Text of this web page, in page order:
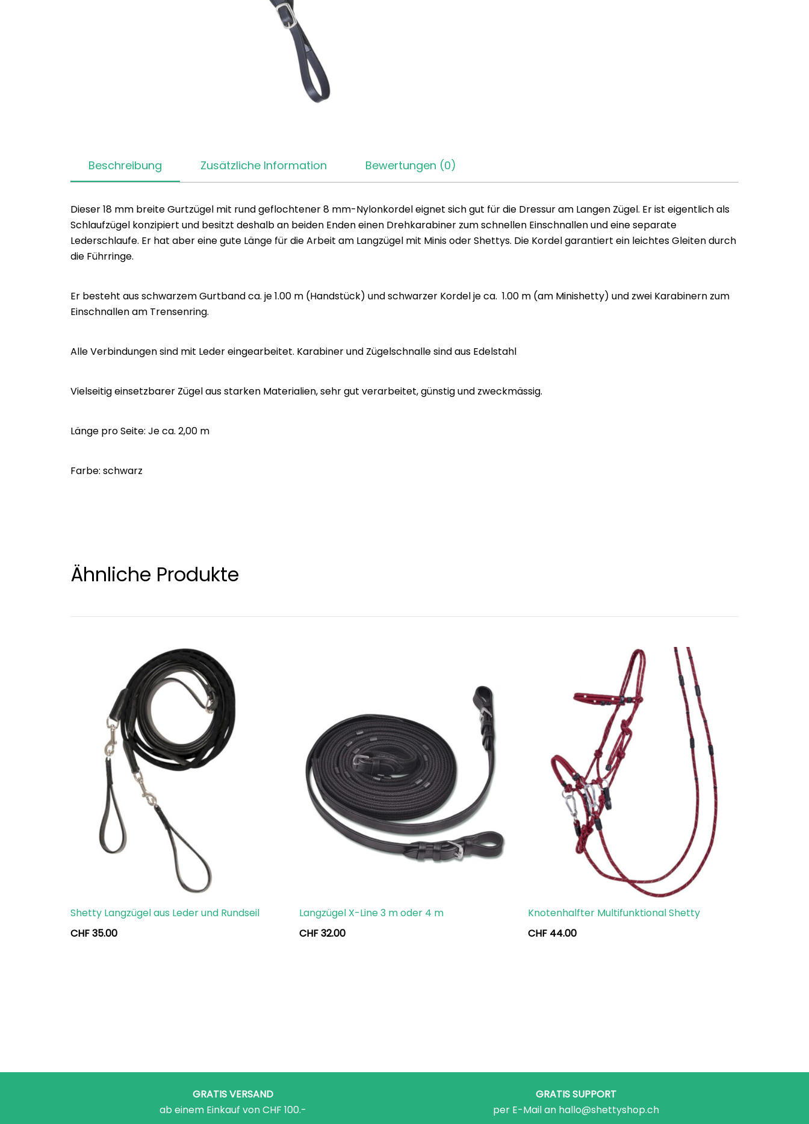
Beschreibung Zusätzliche Information Bewertungen (0)
Dieser 18 mm breite Gurtzügel mit rund geflochtener 8 mm-Nylonkordel eignet sich gut für die Dressur am Langen Zügel. Er ist eigentlich als
Schlaufzügel konzipiert und besitzt deshalb an beiden Enden einen Drehkarabiner zum schnellen Einschnallen und eine separate
Lederschlaufe. Er hat aber eine gute Länge für die Arbeit am Langzügel mit Minis oder Shettys. Die Kordel garantiert ein leichtes Gleiten durch
die Führringe.
Er besteht aus schwarzem Gurtband ca. je 1.00 m (Handstück) und schwarzer Kordel je ca. 1.00 m (am Minishetty) und zwei Karabinern zum
Einschnallen am Trensenring.
Alle Verbindungen sind mit Leder eingearbeitet. Karabiner und Zügelschnalle sind aus Edelstahl
Vielseitig einsetzbarer Zügel aus starken Materialien, sehr gut verarbeitet, günstig und zweckmässig.
Länge pro Seite: Je ca. 2,00 m
Farbe: schwarz
Ähnliche Produkte
Shetty Langzügel aus Leder und Rundseil
CHF35.00
Langzügel X-Line 3 m oder 4 m
CHF32.00
Knotenhalfter Multifunktional Shetty
CHF 44.00
GRATIS VERSAND
ab einem Einkauf von CHF 100.-
GRATIS SUPPORT
per E-Mail an hallo@shettyshop.ch